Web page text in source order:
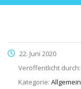
22. Juni 2020
Veröffentlicht durch:
Kategorie: Allgemein